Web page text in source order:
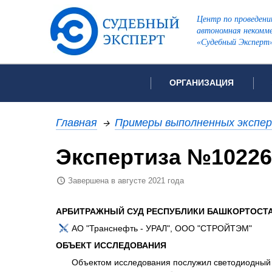
Центр по
автономная
«Судебный
ОРГАНИЗАЦИЯ
Об организации
Рекомендации
Вакансии
Политика
Список всех
Инженерно-
Пожарно-
Главная → Примеры выполненных
Экспертиза
Завершена в августе 2021 года
АРБИТРАЖНЫЙ СУД РЕСПУБЛИКИ
АО "Транснефть - УРАЛ", ООО "СТРОЙТЭМ"
ОБЪЕКТ ИССЛЕДОВАНИЯ
Объектом исследования послужил